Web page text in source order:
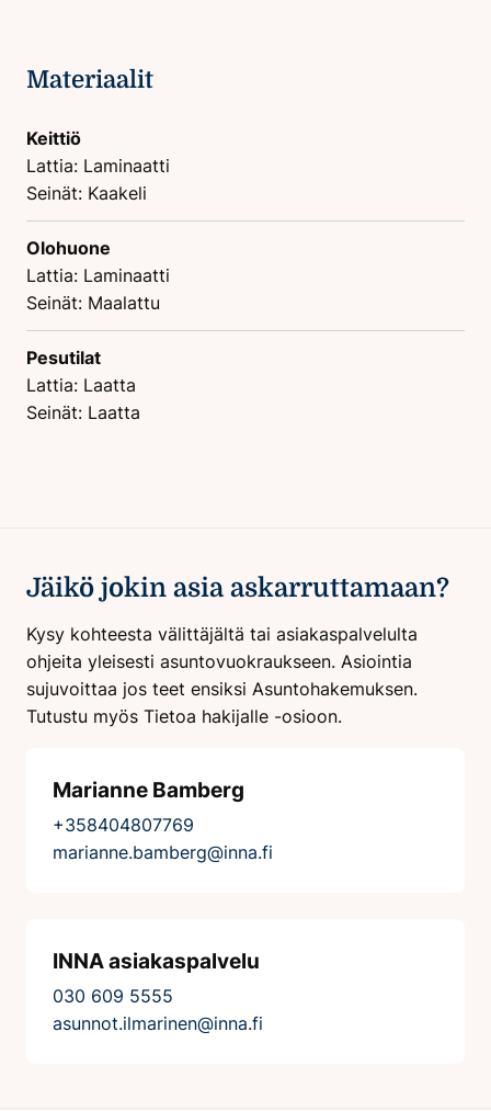
Materiaalit
Keittiö
Lattia: Laminaatti
Seinät: Kaakeli
Olohuone
Lattia: Laminaatti
Seinät: Maalattu
Pesutilat
Lattia: Laatta
Seinät: Laatta
Jäikö jokin asia askarruttamaan?
Kysy kohteesta välittäjältä tai asiakaspalvelulta
ohjeita yleisesti asuntovuokraukseen. Asiointia
sujuvoittaa jos teet ensiksi Asuntohakemuksen.
Tutustu myös Tietoa hakijalle -osioon.
Marianne Bamberg
+358404807769
marianne.bamberg@inna.fi
INNA asiakaspalvelu
030 609 5555
asunnot.ilmarinen@inna.fi